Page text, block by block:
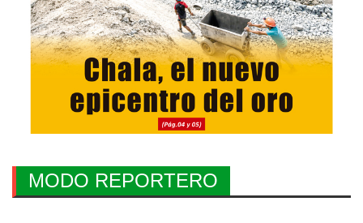
MODO REPORTERO